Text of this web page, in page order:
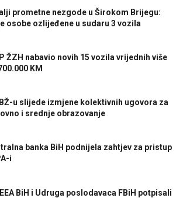
prometne nezgode u Širokom Brijegu:
osobe ozlijeđene u sudaru 3 vozila
ŽZH nabavio novih 15 vozila vrijednih više
KM
u slijede izmjene kolektivnih ugovora za
i srednje obrazovanje
banka BiH podnijela zahtjev za pristup
i
BiH i Udruga poslodavaca FBiH potpisali